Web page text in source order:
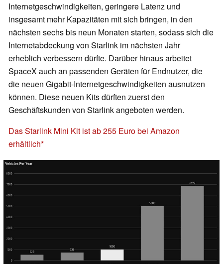
Internetgeschwindigkeiten, geringere Latenz und
insgesamt mehr Kapazitäten mit sich bringen, in den
nächsten sechs bis neun Monaten starten, sodass sich die
Internetabdeckung von Starlink im nächsten Jahr
erheblich verbessern dürfte. Darüber hinaus arbeitet
SpaceX auch an passenden Geräten für Endnutzer, die
die neuen Gigabit-Internetgeschwindigkeiten ausnutzen
können. Diese neuen Kits dürften zuerst den
Geschäftskunden von Starlink angeboten werden.
Das Starlink Mini Kit ist ab 255 Euro bei Amazon
erhältlich